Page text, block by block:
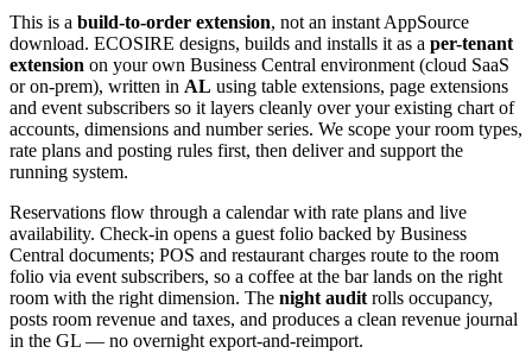
This is a build-to-order extension, not an instant AppSource
download. ECOSIRE designs, builds and installs it as a per-tenant
extension on your own Business Central environment (cloud SaaS
or on-prem), written in AL using table extensions, page extensions
and event subscribers so it layers cleanly over your existing chart of
accounts, dimensions and number series. We scope your room types,
rate plans and posting rules first, then deliver and support the
running system.
Reservations flow through a calendar with rate plans and live
availability. Check-in opens a guest folio backed by Business
Central documents; POS and restaurant charges route to the room
folio via event subscribers, so a coffee at the bar lands on the right
room with the right dimension. The night audit rolls occupancy,
posts room revenue and taxes, and produces a clean revenue journal
in the GL — no overnight export-and-reimport.